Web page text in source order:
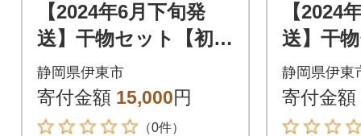
【2024年6月下旬発
送】干物セット【初島
C】特トロあじ・中あ
じ各8枚 伊豆・伊東
の干物詰め合わせ
静岡県伊東市
寄付金額 15,000円
（0件）
【2024
送】干
C】特ト
じ各8
の干物
静岡県伊東
寄付金額